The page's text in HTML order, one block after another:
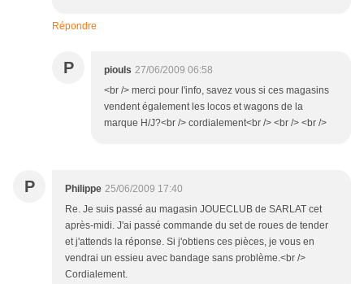
Répondre
P piouls 27/06/2009 06:58
<br /> merci pour l'info, savez vous si ces magasins
vendent également les locos et wagons de la
marque H/J?<br /> cordialement<br /> <br /> <br />
P Philippe 25/06/2009 17:40
Re. Je suis passé au magasin JOUECLUB de SARLAT cet
après-midi. J'ai passé commande du set de roues de tender
et j'attends la réponse. Si j'obtiens ces pièces, je vous en
vendrai un essieu avec bandage sans problème.<br />
Cordialement.